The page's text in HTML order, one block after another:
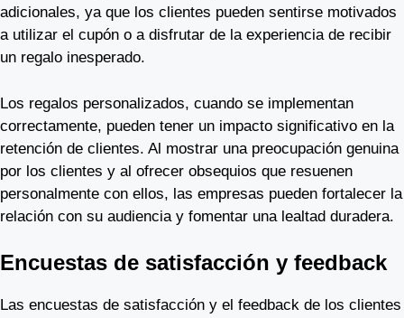
adicionales, ya que los clientes pueden sentirse motivados
a utilizar el cupón o a disfrutar de la experiencia de recibir
un regalo inesperado.
Los regalos personalizados, cuando se implementan
correctamente, pueden tener un impacto significativo en la
retención de clientes. Al mostrar una preocupación genuina
por los clientes y al ofrecer obsequios que resuenen
personalmente con ellos, las empresas pueden fortalecer la
relación con su audiencia y fomentar una lealtad duradera.
Encuestas de satisfacción y feedback
Las encuestas de satisfacción y el feedback de los clientes